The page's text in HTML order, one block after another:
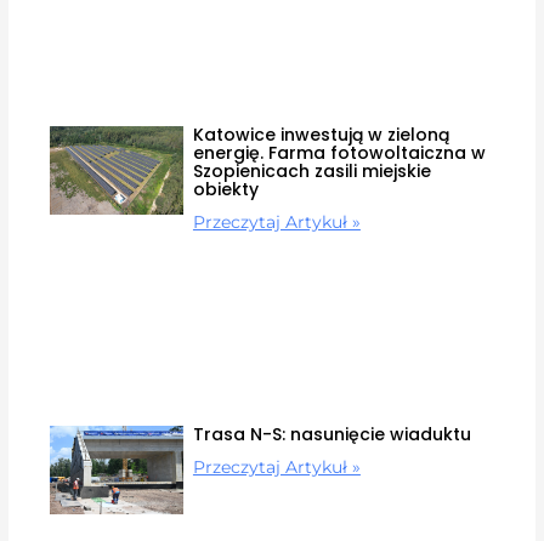
Katowice inwestują w zieloną
energię. Farma fotowoltaiczna w
Szopienicach zasili miejskie
obiekty
Przeczytaj Artykuł »
Trasa N-S: nasunięcie wiaduktu
Przeczytaj Artykuł »